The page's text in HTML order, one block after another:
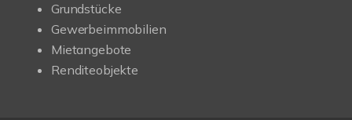
Grundstücke
Gewerbeimmobilien
Mietangebote
Renditeobjekte